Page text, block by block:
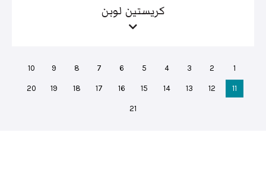
كريستين لوبن
1
2
3
4
5
6
7
8
9
10
11
12
13
14
15
16
17
18
19
20
21